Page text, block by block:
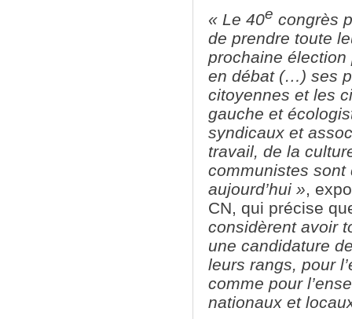
« Le 40e congrès
de prendre toute
prochaine
en débat (…) ses
citoyennes et les
gauche et
syndicaux et
travail, de la
communistes sont
aujourd’hui »,
CN, qui précise
considèrent avoir
une candidature
leurs rangs, pour
comme pour
nationaux et